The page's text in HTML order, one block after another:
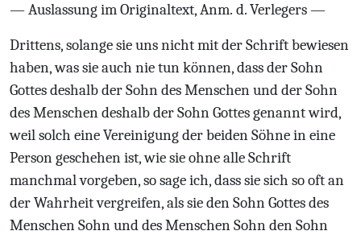
— Auslassung im Originaltext, Anm. d. Verlegers —
Drittens, solange sie uns nicht mit der Schrift bewiesen
haben, was sie auch nie tun können, dass der Sohn
Gottes deshalb der Sohn des Menschen und der Sohn
des Menschen deshalb der Sohn Gottes genannt wird,
weil solch eine Vereinigung der beiden Söhne in eine
Person geschehen ist, wie sie ohne alle Schrift
manchmal vorgeben, so sage ich, dass sie sich so oft an
der Wahrheit vergreifen, als sie den Sohn Gottes des
Menschen Sohn und des Menschen Sohn den Sohn